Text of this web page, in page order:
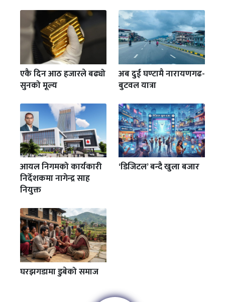
एकै दिन आठ हजारले बढ्यो
सुनको मूल्य
अब दुई घण्टामै नारायणगढ-
बुटवल यात्रा
आयल निगमको कार्यकारी
निर्देशकमा नागेन्द्र साह
नियुक्त
‘डिजिटल’ बन्दै खुला बजार
घरझगडामा डुबेको समाज